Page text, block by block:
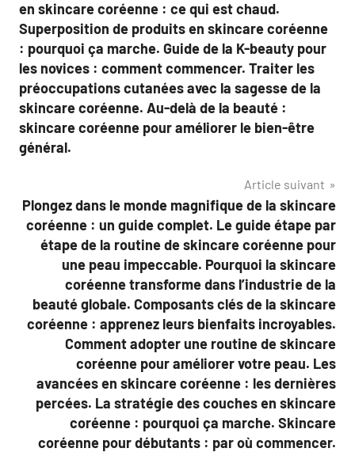
en skincare coréenne : ce qui est chaud.
Superposition de produits en skincare coréenne
: pourquoi ça marche. Guide de la K-beauty pour
les novices : comment commencer. Traiter les
préoccupations cutanées avec la sagesse de la
skincare coréenne. Au-delà de la beauté :
skincare coréenne pour améliorer le bien-être
général.
Article suivant
Plongez dans le monde magnifique de la skincare
coréenne : un guide complet. Le guide étape par
étape de la routine de skincare coréenne pour
une peau impeccable. Pourquoi la skincare
coréenne transforme dans l’industrie de la
beauté globale. Composants clés de la skincare
coréenne : apprenez leurs bienfaits incroyables.
Comment adopter une routine de skincare
coréenne pour améliorer votre peau. Les
avancées en skincare coréenne : les dernières
percées. La stratégie des couches en skincare
coréenne : pourquoi ça marche. Skincare
coréenne pour débutants : par où commencer.